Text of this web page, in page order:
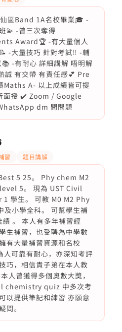
區Band 1A名校畢業🎓 -
💫 -曾三次奪得
Award🏆 -有大量個人
-大量技巧 針對考試‼️ -輔
-有耐心 詳細講解 唔明解
誠 有交帶 有責任感💕 Pre
A- 以上成績皆可提
面授 ✔️ Zoom / Google
dm 問問題
習 題目講解
5 25。 Phy chem M2
5。 現為 UST Civil
學生。 可教 M0 M2 Phy
小學全科。 可幫學生補
。 本人有多年補習經
生補習，也受聘為中學數
有大量補習資源和名校
可靠有耐心，亦深知考評
巧，相信貴子弟在本人教
人曾獲得多個奧數大獎，
chemistry quiz 中多次考
提供筆記和練習 亦願意
問。